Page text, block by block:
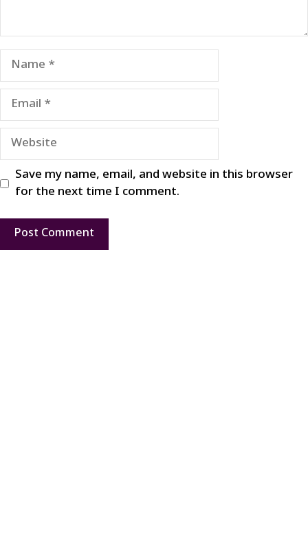
Name
Email
Website
Save my name, email, and website in this browser
for the next time I comment.